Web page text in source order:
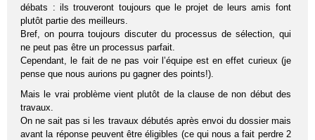
débats : ils trouveront toujours que le projet de leurs amis font
plutôt partie des meilleurs.
Bref, on pourra toujours discuter du processus de sélection, qui
ne peut pas être un processus parfait.
Cependant, le fait de ne pas voir l’équipe est en effet curieux (je
pense que nous aurions pu gagner des points!).
Mais le vrai problème vient plutôt de la clause de non début des
travaux.
On ne sait pas si les travaux débutés après envoi du dossier mais
avant la réponse peuvent être éligibles (ce qui nous a fait perdre 2